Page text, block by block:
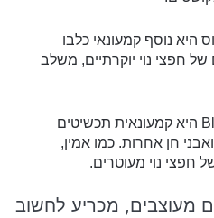
היא נוסף קמעונאי כלבו
חפצי נוי יוקרתיים, משלב
: Blue Nile היא קמעונאית תכשיטים
חן אחרות. כמו אמין,
חפצי נוי מעוטרים.
מעוצבים, מכריע לחשוב